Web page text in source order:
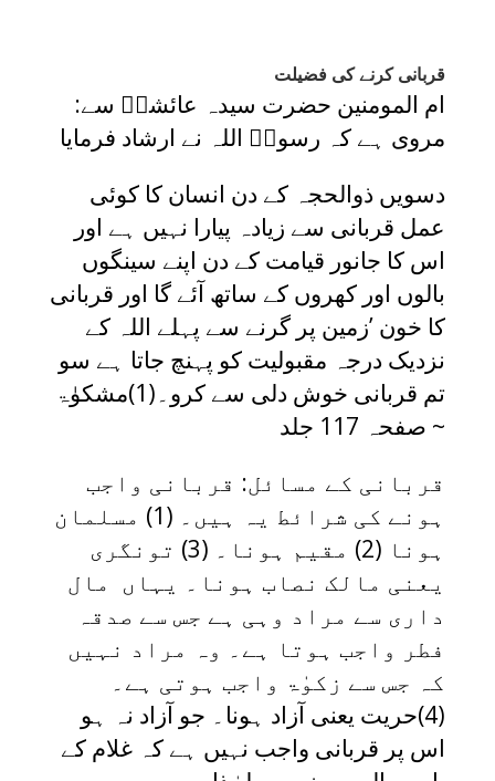
قربانی کرنے کی فضیلت
:ام المومنین حضرت سیدہ عائشہؓ سے
مروی ہے کہ رسولؐ اللہ نے ارشاد فرمایا
دسویں ذوالحجہ کے دن انسان کا کوئی
عمل قربانی سے زیادہ پیارا نہیں ہے اور
اس کا جانور قیامت کے دن اپنے سینگوں
بالوں اور کھروں کے ساتھ آئے گا اور قربانی
کا خون ’زمین پر گرنے سے پہلے اللہ کے
نزدیک درجہ مقبولیت کو پہنچ جاتا ہے سو
تم قربانی خوش دلی سے کرو۔(1)مشکوٰۃ
صفحہ 117 جلد ~
قربانی کے مسائل: قربانی واجب
ہونے کی شرائط یہ ہیں۔ (1) مسلمان
ہونا (2) مقیم ہونا۔ (3) تونگری
یعنی مالک نصاب ہونا۔ یہاں مال
داری سے مراد وہی ہے جس سے صدقہ
فطر واجب ہوتا ہے۔ وہ مراد نہیں
کہ جس سے زکوٰۃ واجب ہوتی ہے۔
(4)حریت یعنی آزاد ہونا۔ جو آزاد نہ ہو
اس پر قربانی واجب نہیں ہے کہ غلام کے